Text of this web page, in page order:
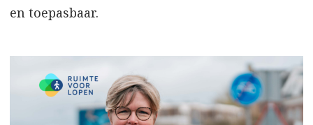
en toepasbaar.